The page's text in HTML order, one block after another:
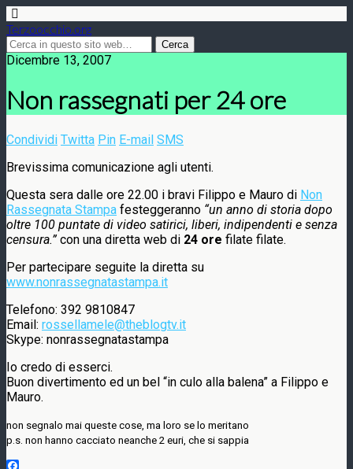
Terzoocchio.org
Dicembre 13, 2007
Non rassegnati per 24 ore
Condividi Twitta Pin E-mail SMS
Brevissima comunicazione agli utenti.
Questa sera dalle ore 22.00 i bravi Filippo e Mauro di Non
Rassegnata Stampa festeggeranno “un anno di storia dopo
oltre 100 puntate di video satirici, liberi, indipendenti e senza
censura.”con una diretta web di 24 ore filate filate.
Per partecipare seguite la diretta su
www.nonrassegnatastampa.it
Telefono: 392 9810847
Email: rossellamele@theblogtv.it
Skype: nonrassegnatastampa
Io credo di esserci.
Buon divertimento ed un bel “in culo alla balena” a Filippo e
Mauro.
non segnalo mai queste cose, ma loro se lo meritano
p.s. non hanno cacciato neanche 2 euri, che si sappia